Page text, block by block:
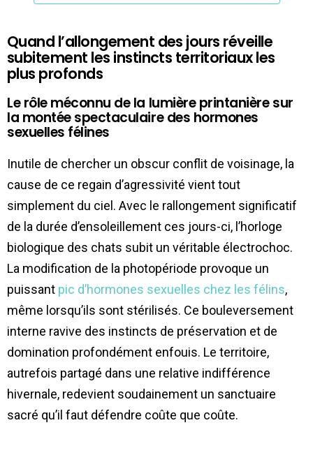
Quand l’allongement des jours réveille
subitement les instincts territoriaux les
plus profonds
Le rôle méconnu de la lumière printanière sur
la montée spectaculaire des hormones
sexuelles félines
Inutile de chercher un obscur conflit de voisinage, la
cause de ce regain d’agressivité vient tout
simplement du ciel. Avec le rallongement significatif
de la durée d’ensoleillement ces jours-ci, l’horloge
biologique des chats subit un véritable électrochoc.
La modification de la photopériode provoque un
puissant pic d’hormones sexuelles chez les félins,
même lorsqu’ils sont stérilisés. Ce bouleversement
interne ravive des instincts de préservation et de
domination profondément enfouis. Le territoire,
autrefois partagé dans une relative indifférence
hivernale, redevient soudainement un sanctuaire
sacré qu’il faut défendre coûte que coûte.